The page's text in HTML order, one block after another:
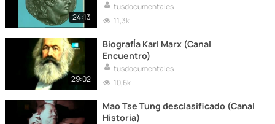
24:13
tusdocumentales
11,3k
29:02
BiografÍa Karl Marx (Canal
Encuentro)
tusdocumentales
10,6k
Mao Tse Tung desclasificado (Canal
Historia)